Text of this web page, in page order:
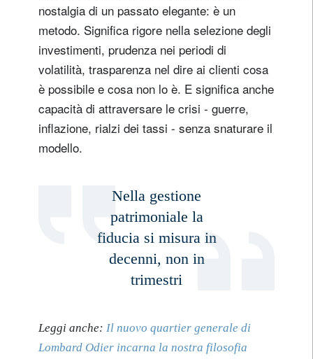
nostalgia di un passato elegante: è un
metodo. Significa rigore nella selezione degli
investimenti, prudenza nei periodi di
volatilità, trasparenza nel dire ai clienti cosa
è possibile e cosa non lo è. E significa anche
capacità di attraversare le crisi - guerre,
inflazione, rialzi dei tassi - senza snaturare il
modello.
Nella gestione
patrimoniale la
fiducia si misura in
decenni, non in
trimestri
Leggi anche: Il nuovo quartier generale di
Lombard Odier incarna la nostra filosofia